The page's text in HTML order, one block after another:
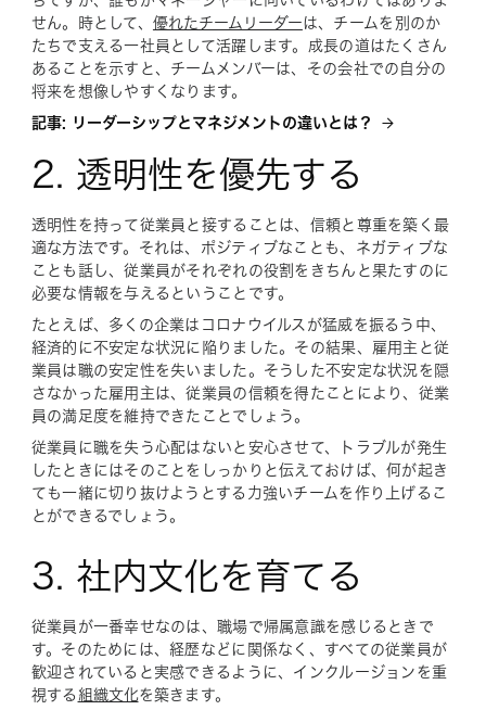
せん。時として、 優れたチームリーダーは、チームを別のか
たちで支える一社員として活躍します。成長の道はたくさん
あることを示すと、チームメンバーは、その会社での自分の
将来を想像しやすくなります。
記事: リーダーシップとマネジメントの違いとは？
2. 透明性を優先する
透明性を持って従業員と接することは、信頼と尊重を築く最
適な方法です。それは、ポジティブなことも、ネガティブな
ことも話し、従業員がそれぞれの役割をきちんと果たすのに
必要な情報を与えるということです。
たとえば、多くの企業はコロナウイルスが猛威を振るう中、
経済的に不安定な状況に陥りました。その結果、雇用主と従
業員は職の安定性を失いました。そうした不安定な状況を隠
さなかった雇用主は、従業員の信頼を得たことにより、従業
員の満足度を維持できたことでしょう。
従業員に職を失う心配はないと安心させて、トラブルが発生
したときにはそのことをしっかりと伝えておけば、何が起き
ても一緒に切り抜けようとする力強いチームを作り上げるこ
とができるでしょう。
3. 社内文化を育てる
従業員が一番幸せなのは、職場で帰属意識を感じるときで
す。そのためには、経歴などに関係なく、すべての従業員が
歓迎されていると実感できるように、インクルージョンを重
視する 組織文化を築きます。